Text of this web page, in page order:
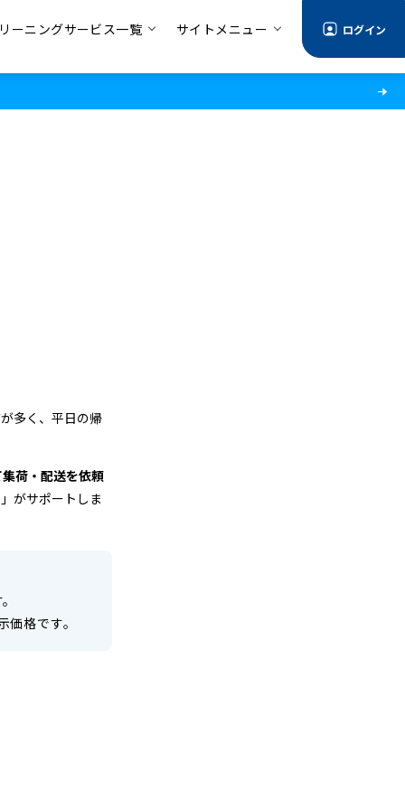
ーニングサービス一覧 サイトメニュー ログイン
多く、平日の帰
荷・配送を依頼
がサポートしま
価格です。